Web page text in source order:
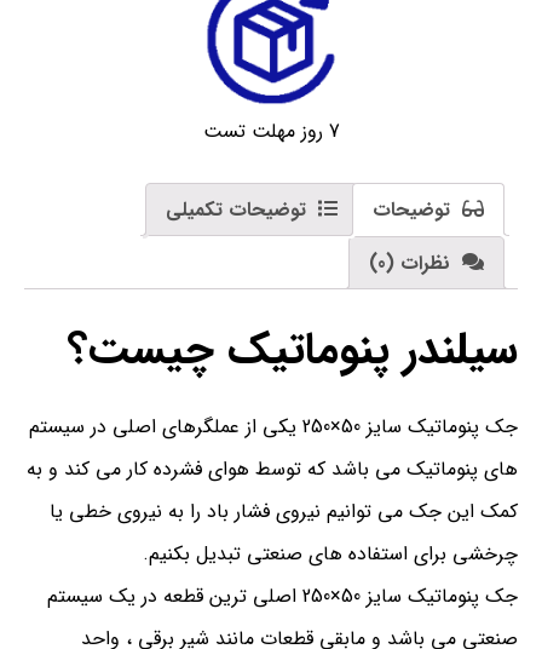
7 روز مهلت تست
توضیحات
توضیحات تکمیلی
نظرات (0)
سیلندر پنوماتیک چیست؟
جک پنوماتیک سایز 50×250 یکی از عملگرهای اصلی در سیستم
های پنوماتیک می باشد که توسط هوای فشرده کار می کند و به
کمک این جک می توانیم نیروی فشار باد را به نیروی خطی یا
چرخشی برای استفاده های صنعتی تبدیل بکنیم.
جک پنوماتیک سایز 50×250 اصلی ترین قطعه در یک سیستم
صنعتی می باشد و مابقی قطعات مانند شیر برقی ، واحد